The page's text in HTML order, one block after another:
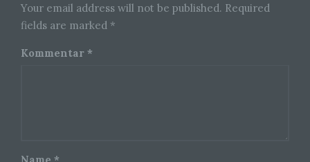
Your email address will not be published. Required
fields are marked *
Kommentar *
Name *
f) Pseudonymisierung
personenbezogener Daten in einer Weise, auf